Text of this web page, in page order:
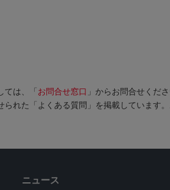
ては、「 お問合せ窓口 」からお問合せくださ
られた「よくある質問」を掲載しています
ニュース